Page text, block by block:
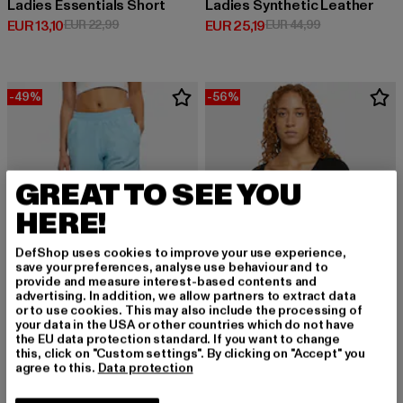
Ladies Essentials Short
EUR 13,10
Derzeitiger Preis: EUR 13,10
EUR 22,99Aktionspreis: EUR 22,99
Ladies Synthetic Leather
EUR 25,19
Derzeitiger Preis: EUR 25,19
EUR 44,99Aktionspreis:
-49%
URBAN CLASSICS
Towel Shorts
-56%
GREAT TO SEE YOU
HERE!
DefShop uses cookies to improve your use experience,
save your preferences, analyse use behaviour and to
provide and measure interest-based contents and
advertising. In addition, we allow partners to extract data
or to use cookies. This may also include the processing of
your data in the USA or other countries which do not have
the EU data protection standard. If you want to change
this, click on "Custom settings". By clicking on "Accept" you
agree to this. Data protection